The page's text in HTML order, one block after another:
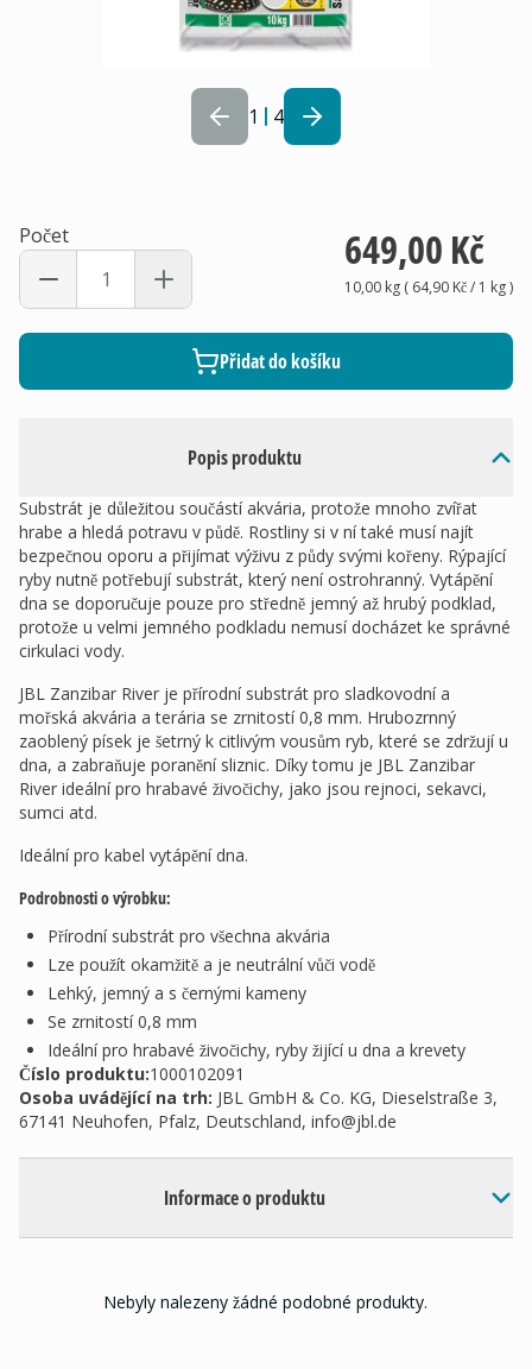
1 4
Popis produktu
Substrát je důležitou součástí akvária, protože mnoho zvířat
hrabe a hledá potravu v půdě. Rostliny si v ní také musí najít
bezpečnou oporu a přijímat výživu z půdy svými kořeny. Rýpající
ryby nutně potřebují substrát, který není ostrohranný. Vytápění
dna se doporučuje pouze pro středně jemný až hrubý podklad,
protože u velmi jemného podkladu nemusí docházet ke správné
cirkulaci vody.
JBL Zanzibar River je přírodní substrát pro sladkovodní a
mořská akvária a terária se zrnitostí 0,8 mm. Hrubozrnný
zaoblený písek je šetrný k citlivým vousům ryb, které se zdržují u
dna, a zabraňuje poranění sliznic. Díky tomu je JBL Zanzibar
River ideální pro hrabavé živočichy, jako jsou rejnoci, sekavci,
sumci atd.
Ideální pro kabel vytápění dna.
Podrobnosti o výrobku:
Přírodní substrát pro všechna akvária
Lze použít okamžitě a je neutrální vůči vodě
Lehký, jemný a s černými kameny
Se zrnitostí 0,8 mm
Ideální pro hrabavé živočichy, ryby žijící u dna a krevety
Číslo produktu:1000102091
Osoba uvádějící na trh: JBL GmbH & Co. KG, Dieselstraße 3,
67141 Neuhofen, Pfalz, Deutschland, info@jbl.de
Informace o produktu
Počet 649,00 Kč
10,00 kg( 64,90 Kč/ 1 kg)
Přidat do košíku
Nebyly nalezeny žádné podobné produkty.